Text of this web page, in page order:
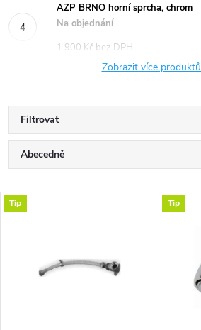
AZP BRNO horní sprcha, chrom
Na objednání
1 900 Kč bez DPH
Zobrazit více produktů
Filtrovat
Ř
a
Abecedně
Nejdražší
V
Tip Tip